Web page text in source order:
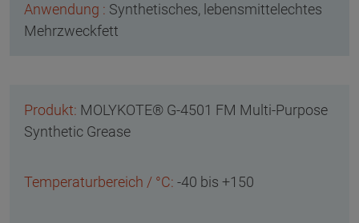
Synthetisches, lebensmittelechtes
Mehrzweckfett
MOLYKOTE® G-4501 FM Multi-Purpose
Synthetic Grease
-40 bis +150